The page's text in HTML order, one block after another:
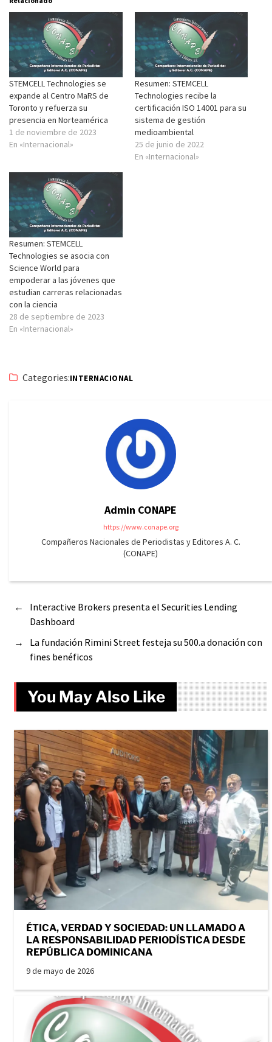
STEMCELL Technologies se
expande al Centro MaRS de
Toronto y refuerza su
presencia en Norteamérica
1 de noviembre de 2023
En «Internacional»
Resumen: STEMCELL
Technologies recibe la
certificación ISO 14001 para su
sistema de gestión
medioambiental
25 de junio de 2022
En «Internacional»
Resumen: STEMCELL
Technologies se asocia con
Science World para
empoderar a las jóvenes que
estudian carreras relacionadas
con la ciencia
28 de septiembre de 2023
En «Internacional»
Categories:INTERNACIONAL
Admin CONAPE
https://www.conape.org
Compañeros Nacionales de Periodistas y Editores A. C.
(CONAPE)
←
Interactive Brokers presenta el Securities Lending
Dashboard
→
La fundación Rimini Street festeja su 500.a donación con
fines benéficos
You May Also Like
ÉTICA, VERDAD Y SOCIEDAD: UN LLAMADO A
LA RESPONSABILIDAD PERIODÍSTICA DESDE
REPÚBLICA DOMINICANA
9 de mayo de 2026